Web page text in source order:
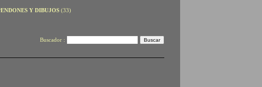
Y DIBUJOS(33)
Buscador :